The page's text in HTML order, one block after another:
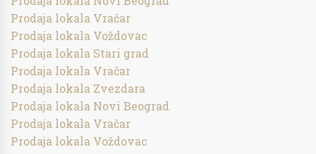
Prodaja lokala Vračar
Prodaja lokala Voždovac
Prodaja lokala Stari grad
Prodaja lokala Vračar
Prodaja lokala Zvezdara
Prodaja lokala Novi Beograd
Prodaja lokala Vračar
Prodaja lokala Voždovac